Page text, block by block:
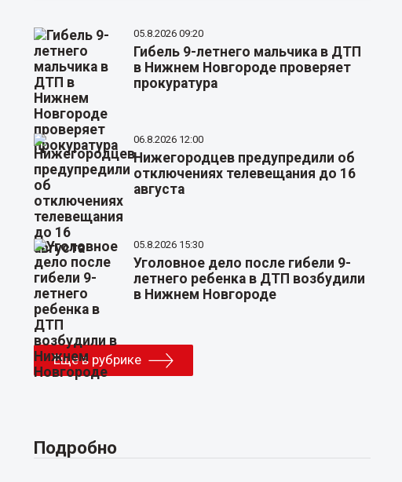
05.8.2026 09:20
Гибель 9-летнего мальчика в ДТП
в Нижнем Новгороде проверяет
прокуратура
06.8.2026 12:00
Нижегородцев предупредили об
отключениях телевещания до 16
августа
05.8.2026 15:30
Уголовное дело после гибели 9-
летнего ребенка в ДТП возбудили
в Нижнем Новгороде
Еще в рубрике
Подробно